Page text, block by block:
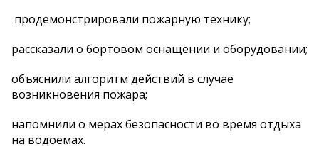
продемонстрировали пожарную технику;
рассказали о бортовом оснащении и оборудовании;
объяснили алгоритм действий в случае
возникновения пожара;
напомнили о мерах безопасности во время отдыха
на водоемах.